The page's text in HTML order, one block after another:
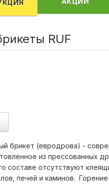
RUF
брикет (евродрова) -
из прессованных
составе отсутствуют
печей и каминов.